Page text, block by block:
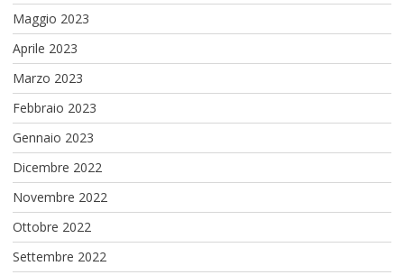
Maggio 2023
Aprile 2023
Marzo 2023
Febbraio 2023
Gennaio 2023
Dicembre 2022
Novembre 2022
Ottobre 2022
Settembre 2022